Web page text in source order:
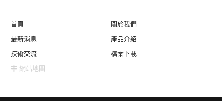
首頁
關於我們
最新消息
產品介紹
技術交流
檔案下載
網站地圖